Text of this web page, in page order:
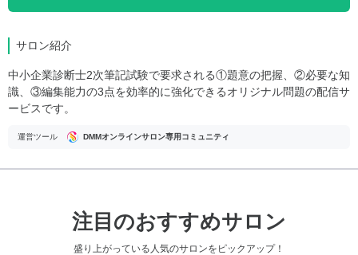
サロン紹介
中小企業診断士2次筆記試験で要求される①題意の把握、②必要な知
識、③編集能力の3点を効率的に強化できるオリジナル問題の配信サ
ービスです。
運営ツール DMMオンラインサロン専用コミュニティ
注目のおすすめサロン
盛り上がっている人気のサロンをピックアップ！